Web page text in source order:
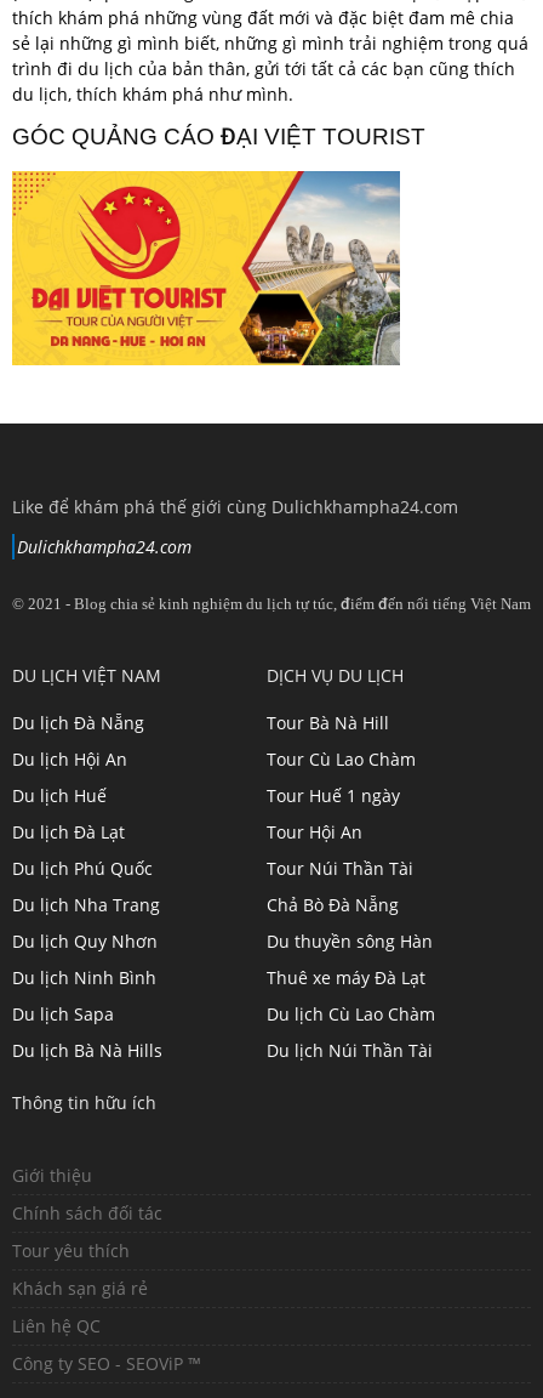
thích khám phá những vùng đất mới và đặc biệt đam mê chia
sẻ lại những gì mình biết, những gì mình trải nghiệm trong quá
trình đi du lịch của bản thân, gửi tới tất cả các bạn cũng thích
du lịch, thích khám phá như mình.
GÓC QUẢNG CÁO ĐẠI VIỆT TOURIST
Like để khám phá thế giới cùng Dulichkhampha24.com
Dulichkhampha24.com
© 2021 - Blog chia sẻ kinh nghiệm du lịch tự túc, điểm đến nổi tiếng Việt Nam
profile
on
Twitter
profile
on
LinkedIn
profile
on
YouTube
profile
on
Google+
DU LỊCH VIỆT NAM
Du lịch Đà Nẵng
Du lịch Hội An
Du lịch Huế
Du lịch Đà Lạt
Du lịch Phú Quốc
Du lịch Nha Trang
Du lịch Quy Nhơn
Du lịch Ninh Bình
Du lịch Sapa
Du lịch Bà Nà Hills
DỊCH VỤ DU LỊCH
Tour Bà Nà Hill
Tour Cù Lao Chàm
Tour Huế 1 ngày
Tour Hội An
Tour Núi Thần Tài
Chả Bò Đà Nẵng
Du thuyền sông Hàn
Thuê xe máy Đà Lạt
Du lịch Cù Lao Chàm
Du lịch Núi Thần Tài
Thông tin hữu ích
Giới thiệu
Chính sách đối tác
Tour yêu thích
Khách sạn giá rẻ
Liên hệ QC
Công ty SEO - SEOViP ™